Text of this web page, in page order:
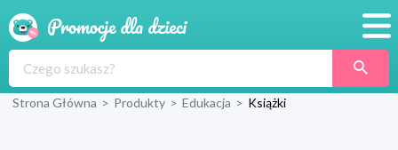
Produkty
Strona Główna > Produkty > Edukacja > Książki